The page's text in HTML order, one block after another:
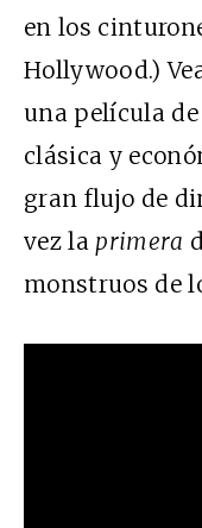
en los
Hollywood.)
una película
clásica y
gran flujo de
vez la primera
monstruos de